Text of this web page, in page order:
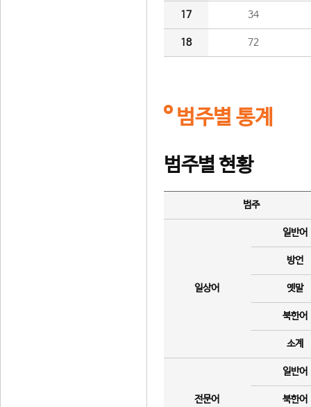
17 34
18 72
범주별 통계
범주별 현황
범주
일상어
일반어
방언
옛말
북한어
소계
전문어
일반어
북한어